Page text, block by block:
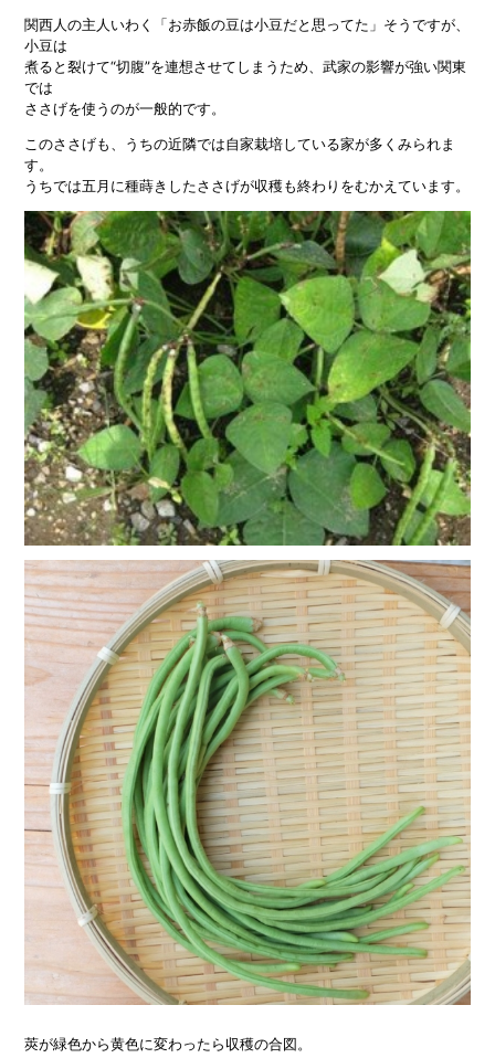
関西人の主人いわく「お赤飯の豆は小豆だと思ってた」そうですが、
小豆は
煮ると裂けて“切腹”を連想させてしまうため、武家の影響が強い関東
では
ささげを使うのが一般的です。
このささげも、うちの近隣では自家栽培している家が多くみられま
す。
うちでは五月に種蒔きしたささげが収穫も終わりをむかえています。
莢が緑色から黄色に変わったら収穫の合図。